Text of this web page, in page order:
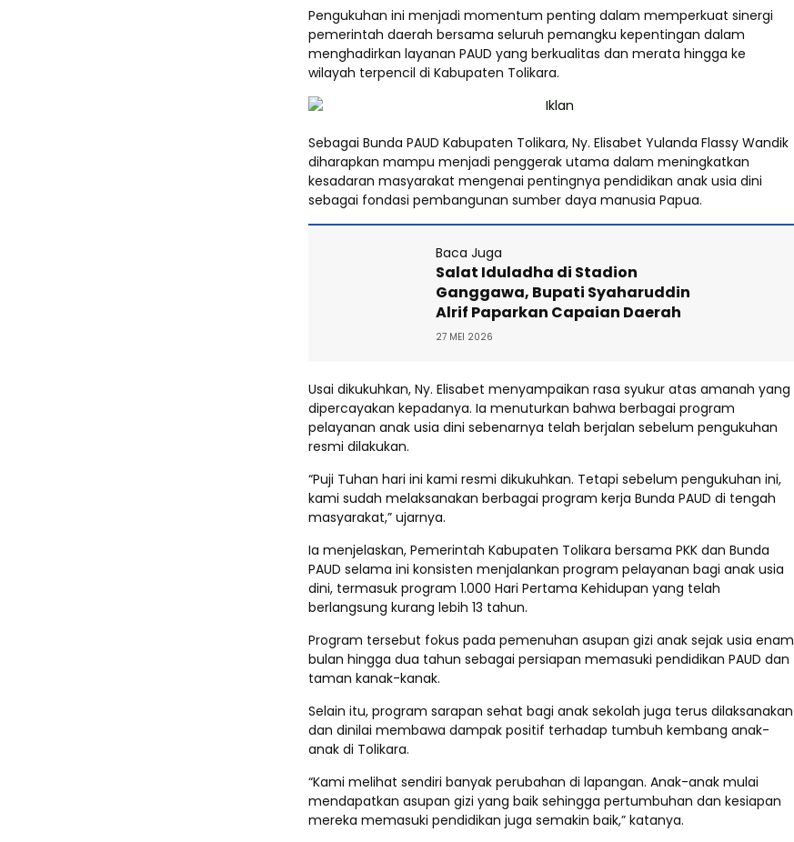
Pengukuhan ini menjadi momentum penting dalam memperkuat sinergi
pemerintah daerah bersama seluruh pemangku kepentingan dalam
menghadirkan layanan PAUD yang berkualitas dan merata hingga ke
wilayah terpencil di Kabupaten Tolikara.
Sebagai Bunda PAUD Kabupaten Tolikara, Ny. Elisabet Yulanda Flassy Wandik
diharapkan mampu menjadi penggerak utama dalam meningkatkan
kesadaran masyarakat mengenai pentingnya pendidikan anak usia dini
sebagai fondasi pembangunan sumber daya manusia Papua.
Baca Juga
Salat Iduladha di Stadion
Ganggawa, Bupati Syaharuddin
Alrif Paparkan Capaian Daerah
27 MEI 2026
Usai dikukuhkan, Ny. Elisabet menyampaikan rasa syukur atas amanah yang
dipercayakan kepadanya. Ia menuturkan bahwa berbagai program
pelayanan anak usia dini sebenarnya telah berjalan sebelum pengukuhan
resmi dilakukan.
“Puji Tuhan hari ini kami resmi dikukuhkan. Tetapi sebelum pengukuhan ini,
kami sudah melaksanakan berbagai program kerja Bunda PAUD di tengah
masyarakat,” ujarnya.
Ia menjelaskan, Pemerintah Kabupaten Tolikara bersama PKK dan Bunda
PAUD selama ini konsisten menjalankan program pelayanan bagi anak usia
dini, termasuk program 1.000 Hari Pertama Kehidupan yang telah
berlangsung kurang lebih 13 tahun.
Program tersebut fokus pada pemenuhan asupan gizi anak sejak usia enam
bulan hingga dua tahun sebagai persiapan memasuki pendidikan PAUD dan
taman kanak-kanak.
Selain itu, program sarapan sehat bagi anak sekolah juga terus dilaksanakan
dan dinilai membawa dampak positif terhadap tumbuh kembang anak-
anak di Tolikara.
“Kami melihat sendiri banyak perubahan di lapangan. Anak-anak mulai
mendapatkan asupan gizi yang baik sehingga pertumbuhan dan kesiapan
mereka memasuki pendidikan juga semakin baik,” katanya.